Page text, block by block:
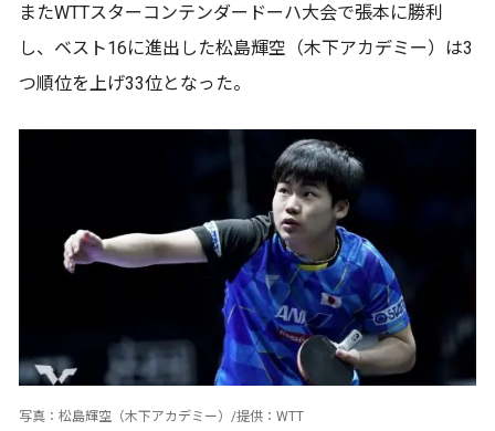
またWTTスターコンテンダードーハ大会で張本に勝利
し、ベスト16に進出した松島輝空（木下アカデミー）は3
つ順位を上げ33位となった。
写真：松島輝空（木下アカデミー）/提供：WTT